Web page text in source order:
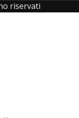
riservati